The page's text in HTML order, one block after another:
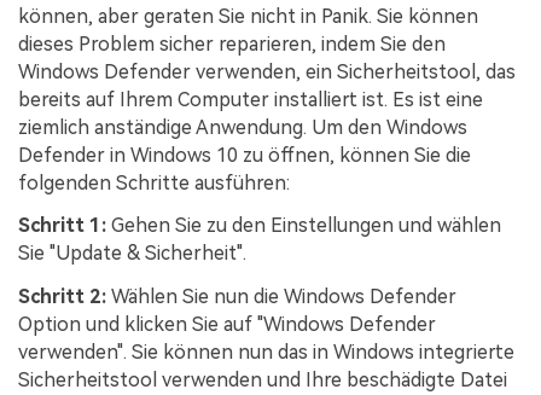
können, aber geraten Sie nicht in Panik. Sie können
dieses Problem sicher reparieren, indem Sie den
Windows Defender verwenden, ein Sicherheitstool, das
bereits auf Ihrem Computer installiert ist. Es ist eine
ziemlich anständige Anwendung. Um den Windows
Defender in Windows 10 zu öffnen, können Sie die
folgenden Schritte ausführen:
Schritt 1: Gehen Sie zu den Einstellungen und wählen
Sie "Update & Sicherheit".
Schritt 2: Wählen Sie nun die Windows Defender
Option und klicken Sie auf "Windows Defender
verwenden". Sie können nun das in Windows integrierte
Sicherheitstool verwenden und Ihre beschädigte Datei